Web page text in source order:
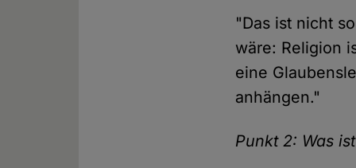
"Das ist nicht
wäre: Religion
eine
anhängen."
Punkt 2: Was